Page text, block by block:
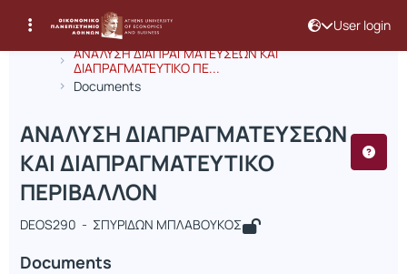
User login
Αρχική Σελίδα
ΑΝΑΛΥΣΗ ΔΙΑΠΡΑΓΜΑΤΕΥΣΕΩΝ ΚΑΙ
ΔΙΑΠΡΑΓΜΑΤΕΥΤΙΚΟ ΠΕ...
Documents
Course : ΑΝΑΛΥΣΗ
Course code : DEOS290
ΑΝΑΛΥΣΗ ΔΙΑΠΡΑΓΜΑΤΕΥΣΕΩΝ
ΚΑΙ ΔΙΑΠΡΑΓΜΑΤΕΥΤΙΚΟ
ΠΕΡΙΒΑΛΛΟΝ
DEOS290 - ΣΠΥΡΙΔΩΝ ΜΠΛΑΒΟΥΚΟΣ
Documents